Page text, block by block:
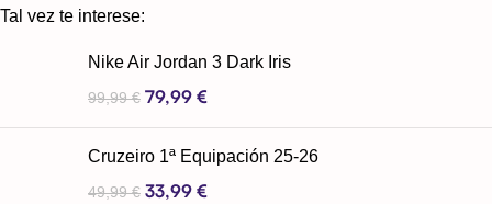
Tal vez te interese:
Nike Air Jordan 3 Dark Iris
99,99€ 79,99 €
Cruzeiro 1ª Equipación 25-26
49,99€ 33,99 €